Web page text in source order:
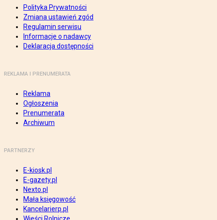
Polityka Prywatności
Zmiana ustawień zgód
Regulamin serwisu
Informacje o nadawcy
Deklaracja dostępności
REKLAMA I PRENUMERATA
Reklama
Ogłoszenia
Prenumerata
Archiwum
PARTNERZY
E-kiosk.pl
E-gazety.pl
Nexto.pl
Mała księgowość
Kancelarierp.pl